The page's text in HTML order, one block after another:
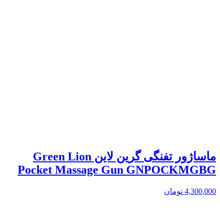
ماساژور تفنگی گرین لاین Green Lion
Pocket Massage Gun GNPOCKMGBG
4,300,000 تومان